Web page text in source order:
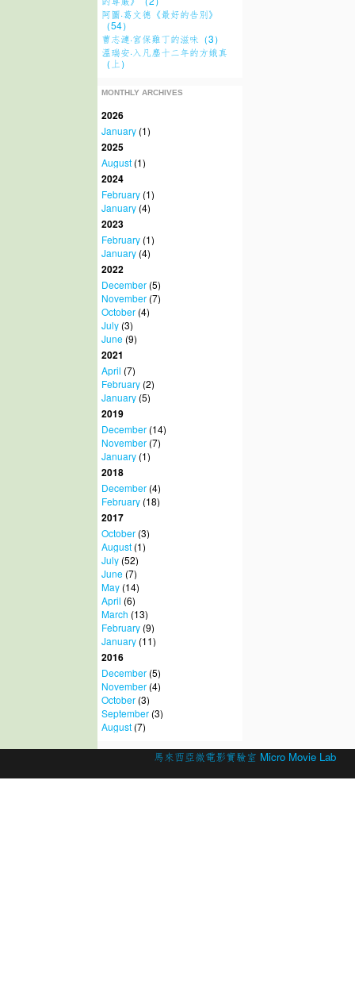
阿圖·葛文德《最好的告別》
（54）
曹志漣·宮保雞丁的滋味（3）
溫瑞安·入凡塵十二年的方娥真
（上）
MONTHLY ARCHIVES
2026
January(1)
2025
August(1)
2024
February(1)
January(4)
2023
February(1)
January(4)
2022
December(5)
November(7)
October(4)
July(3)
June(9)
2021
April (7)
February(2)
January(5)
2019
December(14)
November(7)
January(1)
2018
December(4)
February(18)
2017
October(3)
August(1)
July(52)
June(7)
May(14)
April (6)
March (13)
February(9)
January(11)
2016
December(5)
November(4)
October(3)
September(3)
August(7)
馬來西亞微電影實驗室 Micro Movie Lab